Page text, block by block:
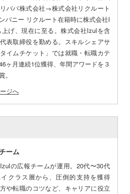
ババ株式会社→株式会社リクルート
パニー リクルート在籍時に株式会社I
げ、現在に至る。株式会社Izulを含
表取締役を勤める。スキルシェアサ
イムチケット」では就職・転職カテ
ヶ月連続1位獲得、年間アワードを３
。
ジへ
ーム
の広報チームが運用。20代〜30代
クラス層から、圧倒的支持を獲得
や転職のコツなど、キャリアに役立